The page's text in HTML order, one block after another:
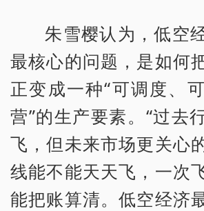
朱雪樱认为，低空
最核心的问题，是如何
正变成一种“可调度、
营”的生产要素。“过去
飞，但未来市场更关心
线能不能天天飞，一次
能把账算清。低空经济